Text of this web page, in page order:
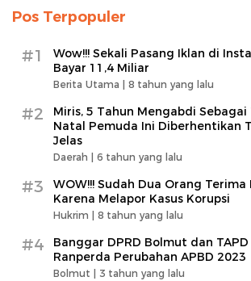
Pos Terpopuler
#1
Wow!!! Sekali Pasang Iklan di
Bayar 11,4 Miliar
Berita Utama | 8 tahun yang lalu
#2
Miris, 5 Tahun Mengabdi Sebagai
Natal Pemuda Ini Diberhentikan
Jelas
Daerah | 6 tahun yang lalu
#3
WOW!!! Sudah Dua Orang
Karena Melapor Kasus Korupsi
Hukrim | 8 tahun yang lalu
#4
Banggar DPRD Bolmut dan
Ranperda Perubahan APBD 2023
Bolmut | 3 tahun yang lalu